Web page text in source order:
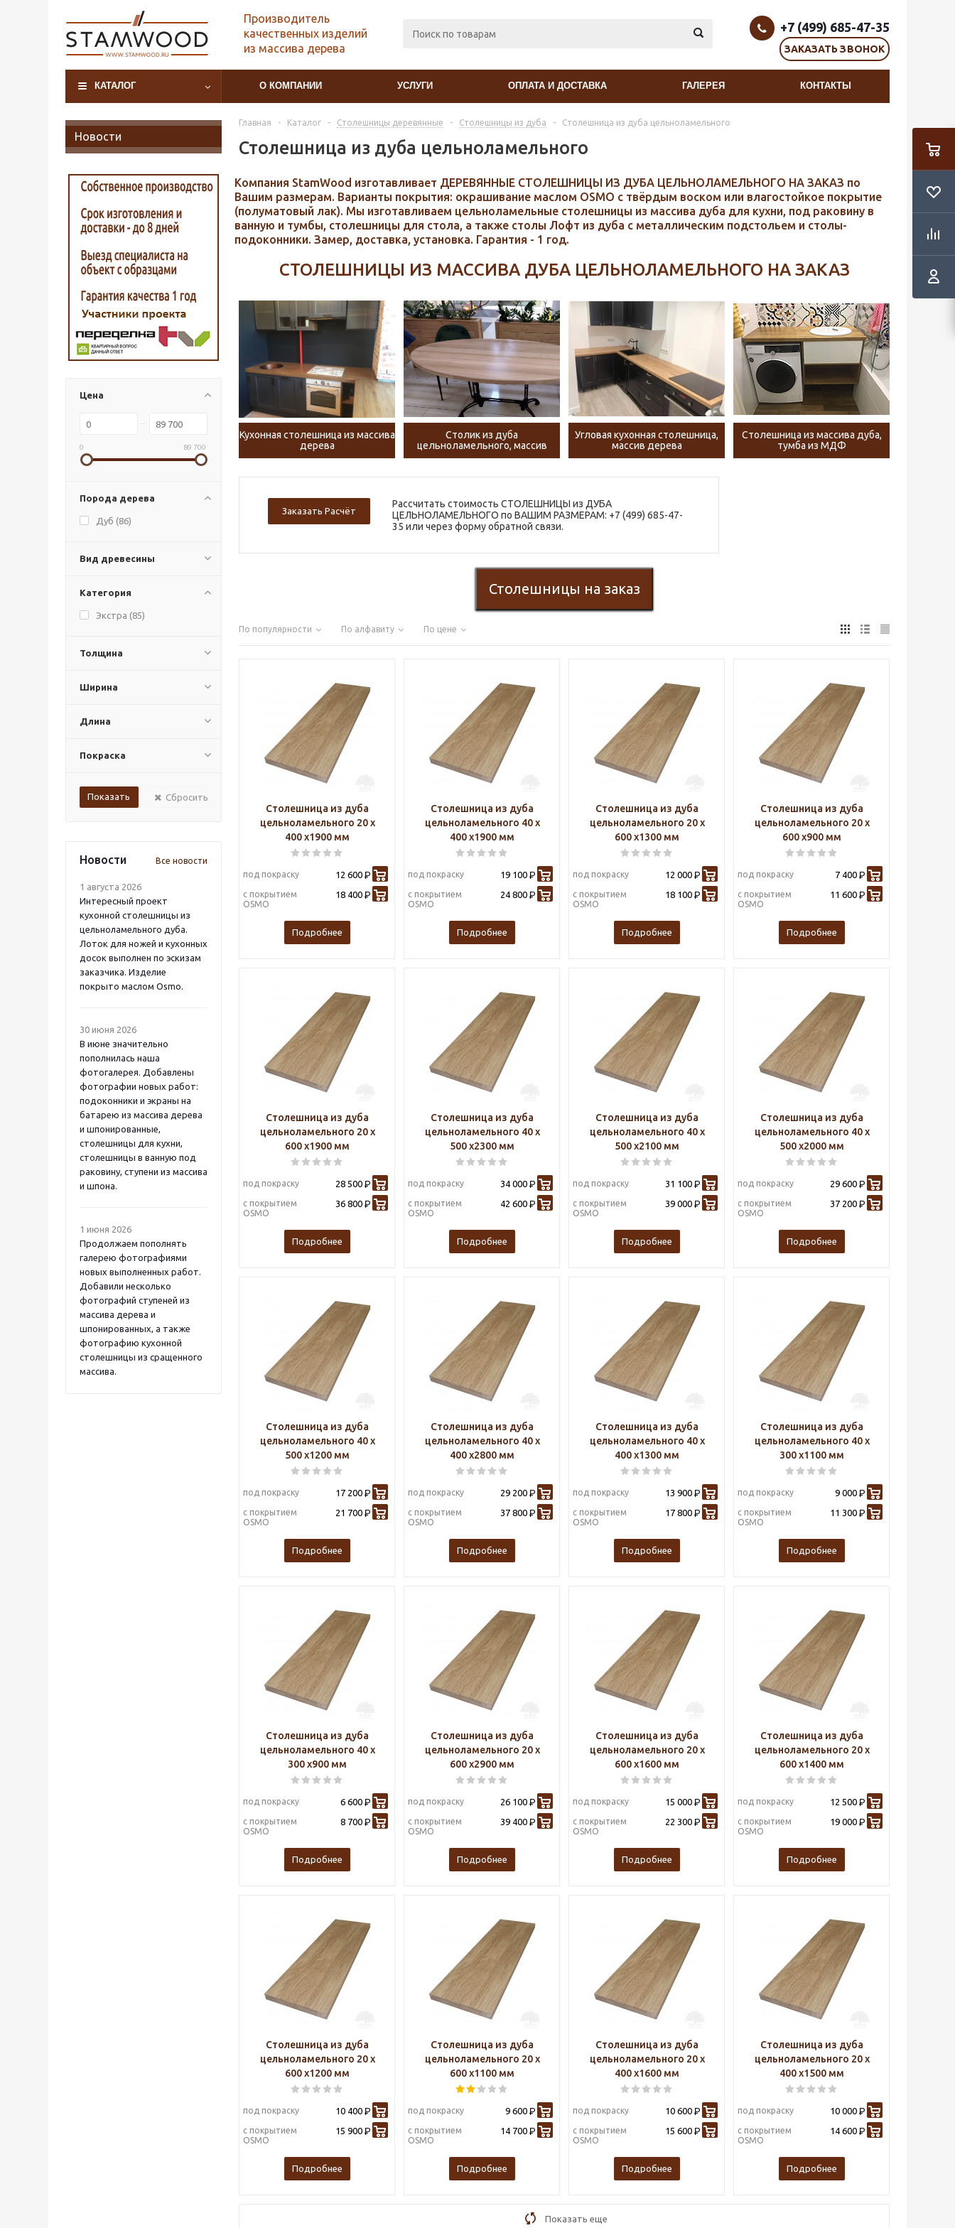
Производитель
качественных изделий
из массива дерева
+7 (499) 685-47-35
ЗАКАЗАТЬ ЗВОНОК
КАТАЛОГ О КОМПАНИИ УСЛУГИ ОПЛАТА И ДОСТАВКА ГАЛЕРЕЯ КОНТАКТЫ
Новости
Цена
0 89 700
Порода дерева
Дуб (86)
Вид древесины
Категория
Экстра (85)
Толщина
Ширина
Длина
Покраска
Сбросить
Новости Все новости
1 августа 2026
Интересный проект
кухонной столешницы из
цельноламельного дуба.
Лоток для ножей и кухонных
досок выполнен по эскизам
заказчика. Изделие
покрыто маслом Osmo.
30 июня 2026
В июне значительно
пополнилась наша
фотогалерея. Добавлены
фотографии новых работ:
подоконники и экраны на
батарею из массива дерева
и шпонированные,
столешницы для кухни,
столешницы в ванную под
раковину, ступени из массива
и шпона.
1 июня 2026
Продолжаем пополнять
галерею фотографиями
новых выполненных работ.
Добавили несколько
фотографий ступеней из
массива дерева и
шпонированных, а также
фотографию кухонной
столешницы из сращенного
массива.
Главная - Каталог - Столешницы деревянные - Столешницы из дуба - Столешница из дуба цельноламельного
Столешница из дуба цельноламельного
Компания StamWood изготавливает ДЕРЕВЯННЫЕ СТОЛЕШНИЦЫ ИЗ ДУБА ЦЕЛЬНОЛАМЕЛЬНОГО НА ЗАКАЗ по
Вашим размерам. Варианты покрытия: окрашивание маслом OSMO с твёрдым воском или влагостойкое покрытие
(полуматовый лак). Мы изготавливаем цельноламельные столешницы из массива дуба для кухни, под раковину в
ванную и тумбы, столешницы для стола, а также столы Лофт из дуба с металлическим подстольем и столы-
подоконники. Замер, доставка, установка. Гарантия - 1 год.
СТОЛЕШНИЦЫ ИЗ МАССИВА ДУБА ЦЕЛЬНОЛАМЕЛЬНОГО НА ЗАКАЗ
Кухонная столешница из массива
дерева
Столик из дуба
цельноламельного, массив
Угловая кухонная столешница,
массив дерева
Столешница из массива дуба,
тумба из МДФ
Заказать Расчёт
Рассчитать стоимость СТОЛЕШНИЦЫ из ДУБА
ЦЕЛЬНОЛАМЕЛЬНОГО по ВАШИМ РАЗМЕРАМ: +7 (499) 685-47-
35 или через форму обратной связи.
Столешницы на заказ
По популярности По алфавиту По цене
Столешница из дуба
цельноламельного 20 х
400 х1900 мм
под покраску 12 600 Р
с покрытием
OSMO
18 400 Р
Подробнее
Столешница из дуба
цельноламельного 40 х
400 х1900 мм
под покраску 19 100 Р
с покрытием
OSMO
24 800 Р
Подробнее
Столешница из дуба
цельноламельного 20 х
600 х1300 мм
под покраску 12 000 Р
с покрытием
OSMO
18 100 Р
Подробнее
Столешница из дуба
цельноламельного 20 х
600 х900 мм
под покраску 7 400 Р
с покрытием
OSMO
11 600 Р
Подробнее
Столешница из дуба
цельноламельного 20 х
600 х1900 мм
под покраску 28 500 Р
с покрытием
OSMO
36 800 Р
Подробнее
Столешница из дуба
цельноламельного 40 х
500 х2300 мм
под покраску 34 000 Р
с покрытием
OSMO
42 600 Р
Подробнее
Столешница из дуба
цельноламельного 40 х
500 х2100 мм
под покраску 31 100 Р
с покрытием
OSMO
39 000 Р
Подробнее
Столешница из дуба
цельноламельного 40 х
500 х2000 мм
под покраску 29 600 Р
с покрытием
OSMO
37 200 Р
Подробнее
Столешница из дуба
цельноламельного 40 х
500 х1200 мм
под покраску 17 200 Р
с покрытием
OSMO
21 700 Р
Подробнее
Столешница из дуба
цельноламельного 40 х
400 х2800 мм
под покраску 29 200 Р
с покрытием
OSMO
37 800 Р
Подробнее
Столешница из дуба
цельноламельного 40 х
400 х1300 мм
под покраску 13 900 Р
с покрытием
OSMO
17 800 Р
Подробнее
Столешница из дуба
цельноламельного 40 х
300 х1100 мм
под покраску 9 000 Р
с покрытием
OSMO
11 300 Р
Подробнее
Столешница из дуба
цельноламельного 40 х
300 х900 мм
под покраску 6 600 Р
с покрытием
OSMO
8 700 Р
Подробнее
Столешница из дуба
цельноламельного 20 х
600 х2900 мм
под покраску 26 100 Р
с покрытием
OSMO
39 400 Р
Подробнее
Столешница из дуба
цельноламельного 20 х
600 х1600 мм
под покраску 15 000 Р
с покрытием
OSMO
22 300 Р
Подробнее
Столешница из дуба
цельноламельного 20 х
600 х1400 мм
под покраску 12 500 Р
с покрытием
OSMO
19 000 Р
Подробнее
Столешница из дуба
цельноламельного 20 х
600 х1200 мм
под покраску 10 400 Р
с покрытием
OSMO
15 900 Р
Подробнее
Столешница из дуба
цельноламельного 20 х
600 х1100 мм
под покраску 9 600 Р
с покрытием
OSMO
14 700 Р
Подробнее
Столешница из дуба
цельноламельного 20 х
400 х1600 мм
под покраску 10 600 Р
с покрытием
OSMO
15 600 Р
Подробнее
Столешница из дуба
цельноламельного 20 х
400 х1500 мм
под покраску 10 000 Р
с покрытием
OSMO
14 600 Р
Подробнее
Показать еще